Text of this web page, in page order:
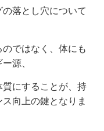
落とし穴について
ではなく、体にも
源、
にすることが、持
向上の鍵となりま